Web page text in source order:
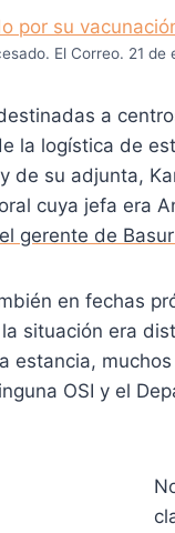
El Correo. 21 de
a
la logística de
de su adjunta,
cuya jefa era
gerente de
en fechas
situación era
estancia,
OSI y el